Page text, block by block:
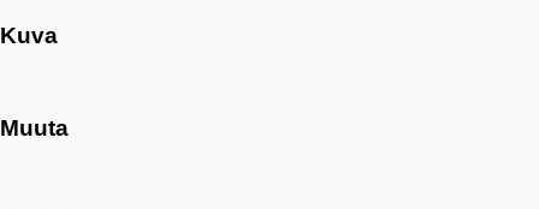
Kuva
Muuta